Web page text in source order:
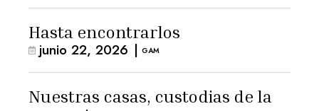
Hasta encontrarlos
junio 22, 2026 | GAM
Nuestras casas, custodias de la